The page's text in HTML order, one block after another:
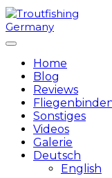
Home
Blog
Reviews
Sonstiges
Videos
Galerie
Deutsch
English